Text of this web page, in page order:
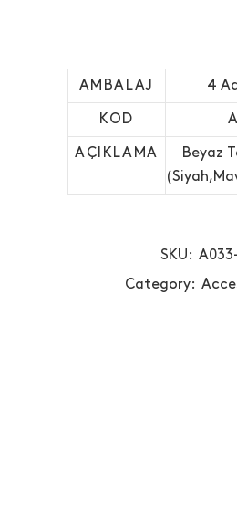
AMBALAJ 4
KOD
AÇIKLAMA
Beyaz
SKU: A033-
Category: